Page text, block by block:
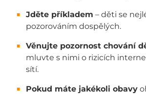
Jděte příkladem – děti se
pozorováním dospělých.
Věnujte pozornost chování
mluvte s nimi o rizicích
sítí.
Pokud máte jakékoli obavy